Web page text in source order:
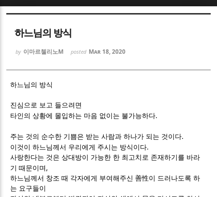
하느님의 방식
by 이마르첼리노M posted Mar 18, 2020
하느님의 방식
진심으로 보고 들으려면
타인의 상황에 몰입하는 마음 없이는 불가능하다.
주는 것의 순수한 기쁨은 받는 사람과 하나가 되는 것이다.
이것이 하느님께서 우리에게 주시는 방식이다.
사랑한다는 것은 상대방이 가능한 한 최고치로 존재하기를 바라
기 때문이며 ,
하느님께서 창조 때 각자에게 부여해주신善性이 드러나도록 하
는 요구들이
Sketchbook5, 스케치북5
Sketchbook5, 스케치북5
Sketchbook5, 스케치북5
Sketchbook5, 스케치북5